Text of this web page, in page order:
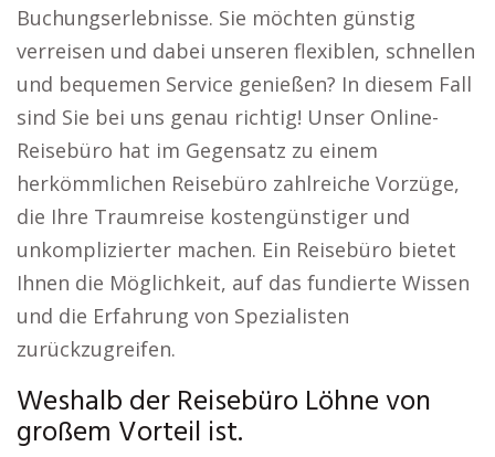
Buchungserlebnisse. Sie möchten günstig
verreisen und dabei unseren flexiblen, schnellen
und bequemen Service genießen? In diesem Fall
sind Sie bei uns genau richtig! Unser Online-
Reisebüro hat im Gegensatz zu einem
herkömmlichen Reisebüro zahlreiche Vorzüge,
die Ihre Traumreise kostengünstiger und
unkomplizierter machen. Ein Reisebüro bietet
Ihnen die Möglichkeit, auf das fundierte Wissen
und die Erfahrung von Spezialisten
zurückzugreifen.
Weshalb der Reisebüro Löhne von
großem Vorteil ist.